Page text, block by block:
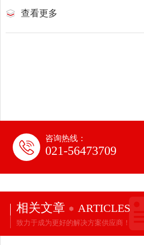
查看更多
咨询热线：
021-56473709
相关文章 ARTICLES
致力于成为更好的解决方案供应商！